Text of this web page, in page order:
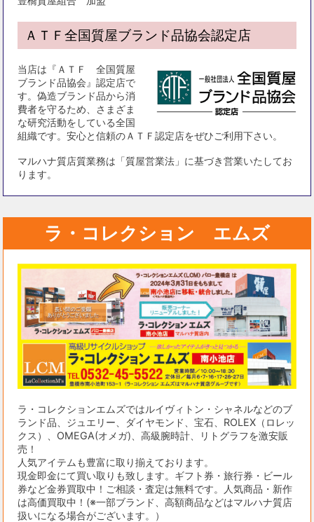
ＡＴＦ全国質屋ブランド品協会認定店
当店は『ＡＴＦ 全国質屋
ブランド品協会』認定店で
す。偽造ブランド品から消
費者を守るため、さまざま
な研究活動をしている全国
組織です。安心と信頼のＡＴＦ認定店をぜひご利用下さい。
マルハナ質店質業務は「質屋営業法」に基づき営業いたしてお
ります。
ラ・コレクション エムズ
ラ・コレクションエムズではルイヴィトン・シャネルなどのブ
ランド品、ジュエリー、ダイヤモンド、宝石、ROLEX（ロレッ
クス）、OMEGA(オメガ)、高級腕時計、リトグラフを激安販
売！
人気アイテムも豊富に取り揃えております。
現金即金にて買い取りも致します。ギフト券・旅行券・ビール
券など金券買取中！ご相談・査定は無料です。人気商品・新作
は高価買取中！(※一部ブランド、高額商品などはマルハナ質店
扱いになる場合がございます。）